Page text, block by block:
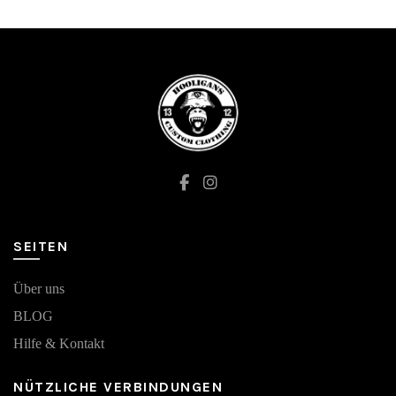
SEITEN
Über uns
BLOG
Hilfe & Kontakt
NÜTZLICHE VERBINDUNGEN